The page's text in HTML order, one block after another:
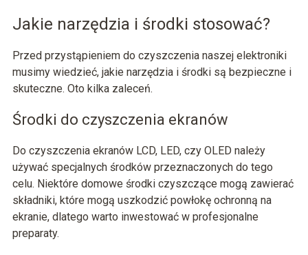
Jakie narzędzia i środki stosować?
Przed przystąpieniem do czyszczenia naszej elektroniki
musimy wiedzieć, jakie narzędzia i środki są bezpieczne i
skuteczne. Oto kilka zaleceń.
Środki do czyszczenia ekranów
Do czyszczenia ekranów LCD, LED, czy OLED należy
używać specjalnych środków przeznaczonych do tego
celu. Niektóre domowe środki czyszczące mogą zawierać
składniki, które mogą uszkodzić powłokę ochronną na
ekranie, dlatego warto inwestować w profesjonalne
preparaty.